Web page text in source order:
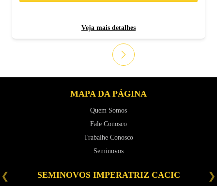
Veja mais detalhes
MAPA DA PÁGINA
Quem Somos
Fale Conosco
Trabalhe Conosco
Seminovos
SEMINOVOS IMPERATRIZ CACIC